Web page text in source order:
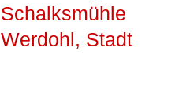
Schalksmühle
Werdohl, Stadt